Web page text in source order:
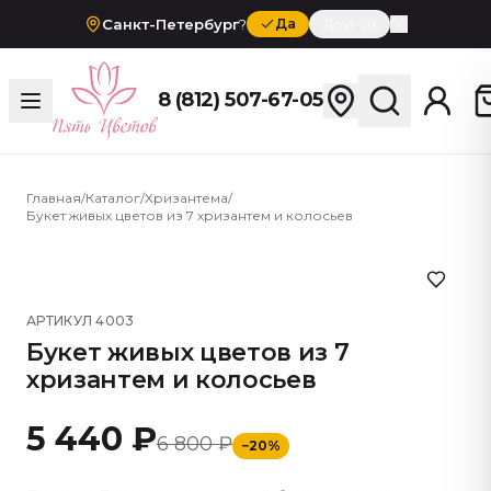
Санкт-Петербург? Да
8 (812) 507-67-05
Главная/Каталог/Хризантема/
Букет живых цветов из 7 хризантем и колосьев
АРТИКУЛ4003
Букет живых цветов из 7
хризантем и колосьев
5 440 ₽6 800 ₽ −20%